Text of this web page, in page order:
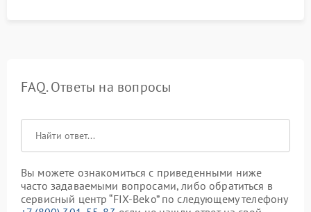
FAQ. Ответы на вопросы
Вы можете ознакомиться с приведенными ниже
часто задаваемыми вопросами, либо обратиться в
сервисный центр “FIX-Beko” по следующему телефону